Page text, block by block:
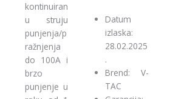
kontinuiran
u struju
punjenja/p
ražnjenja
do 100A i
brzo
punjenje u
Datum
izlaska:
28.02.2025
.
Brend: V-
TAC